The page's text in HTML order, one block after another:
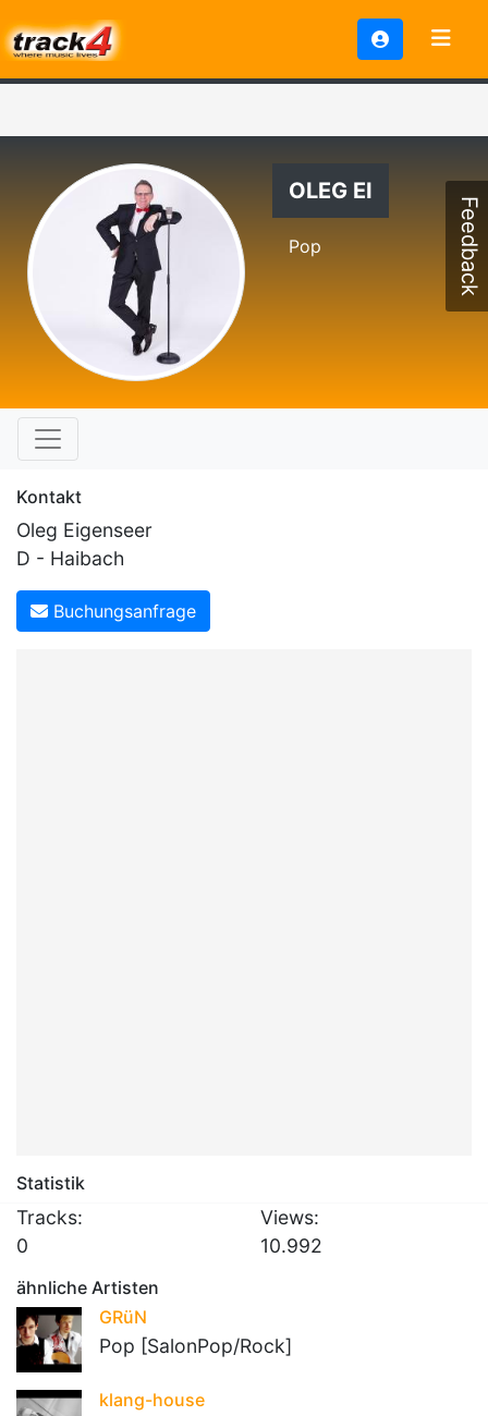
OLEG EI
Pop
Kontakt
Oleg Eigenseer
D - Haibach
Buchungsanfrage
Statistik
Tracks:
0
Views:
10.992
ähnliche Artisten
GRüN
Pop [SalonPop/Rock]
klang-house
Feedback